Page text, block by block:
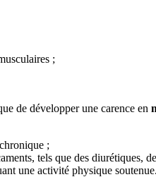
;
de développer une carence en
;
tels que des diurétiques,
une activité physique soutenue.